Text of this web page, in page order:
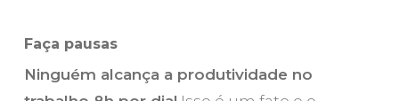
Faça pausas
Ninguém alcança a produtividade no